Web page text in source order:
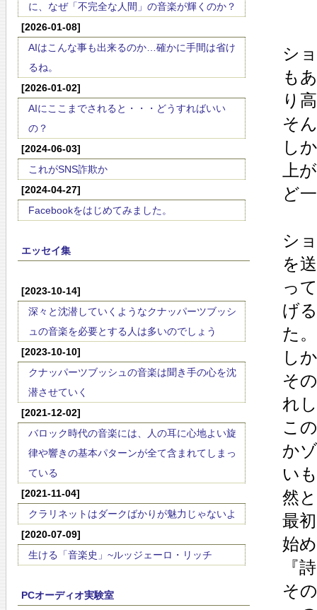
に、なぜ「不完全な人間」の音楽が輝くのか？
[2026-01-08]
AIはこんな事も出来るのか…確かに手間は省け
るね。
[2026-01-02]
AIにここまでされると・・・どうすればいい
の？
[2024-06-03]
これがSNS詐欺か
[2024-04-27]
Facebookをはじめてみました。
エッセイ集
[2023-10-14]
深々と沈潜していくようなクナッパーツブッシ
ュの音楽を必要とする人は多いのでしょう
[2023-10-10]
クナッパーツブッシュの音楽は聞き手の心を沈
潜させていく
[2021-12-02]
バロック時代の音楽には、人の耳に心地よい旋
律や響きの基本パターンが全て含まれてしまっ
ている
[2021-11-04]
クラリネットはダークばかりが魅力じゃないよ
[2020-07-09]
生ける「音楽史」~ルッジェーロ・リッチ
PCオーディオ実験室
シ
も
り
そ
し
上
ど
シ
を
っ
げ
た。
し
そ
れ
こ
か
い
然
最
始
『
そ